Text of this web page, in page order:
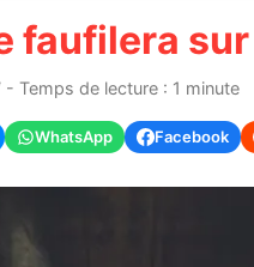
faufilera
Temps de lecture : 1 minute
WhatsApp Facebook